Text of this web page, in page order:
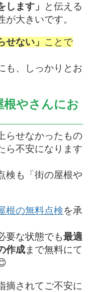
ます」
と伝える
大きいです。
せない」 ことで
も、しっかりとお
根やさんにお
らせなかったもの
ら不安になります
検も「街の屋根や
根の無料点検を承
要な状態でも最適
作成まで無料にて
摘されてご不安に